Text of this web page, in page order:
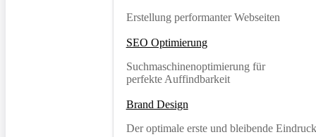
Erstellung performanter Webseiten
SEO Optimierung
Suchmaschinenoptimierung für
perfekte Auffindbarkeit
Brand Design
Der optimale erste und bleibende Eindruck